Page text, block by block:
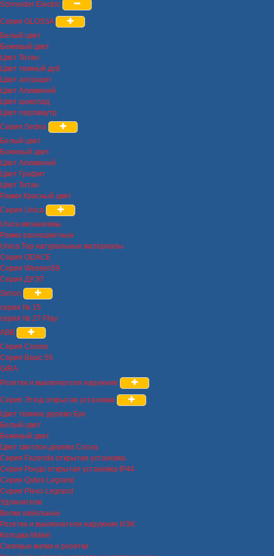
Schneider Electric
Серия GLOSSA
Белый цвет
Бежевый цвет
Цвет Титан
Цвет темный дуб
Цвет антрацит
Цвет Алюминий
Цвет шоколад
Цвет перламутр
Серия Sedna
Белый цвет
Бежевый цвет
Цвет Алюминий
Цвет Графит
Цвет Титан
Рамки Красный цвет
Серия Unica
Unica механизмы
Рамки разноцветные
Unica Top натуральные материалы
Серия ODACE
Серия Wessen59
Серия ДУЭТ
Simon
серия № 15
серия № 27 Play
ABB
Серия Cosmo
Серия Basic 55
GIRA
Розетки и выключатели наружние
Серия Этюд открытая установка
Цвет темное дерево Бук
Белый цвет
Бежевый цвет
Цвет светлое дерево Сосна
Серия Fazenda открытая установка
Серия Рондо открытая установка IP44
Серия Quteo Legrand
Серия Plexo Legrand
Удлинители
Вилки кабельные
Розетки и выключатели наружние ИЭК
Колодка Makel
Силовые вилки и розетки